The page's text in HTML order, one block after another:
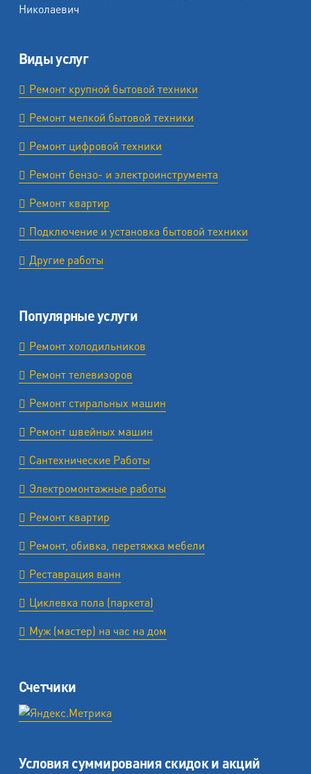
Николаевич
Виды услуг
Ремонт крупной бытовой техники
Ремонт мелкой бытовой техники
Ремонт цифровой техники
Ремонт бензо- и электроинструмента
Ремонт квартир
Подключение и установка бытовой техники
Другие работы
Популярные услуги
Ремонт холодильников
Ремонт телевизоров
Ремонт стиральных машин
Ремонт швейных машин
Сантехнические Работы
Электромонтажные работы
Ремонт квартир
Ремонт, обивка, перетяжка мебели
Реставрация ванн
Циклевка пола (паркета)
Муж (мастер) на час на дом
Счетчики
Условия суммирования скидок и акций